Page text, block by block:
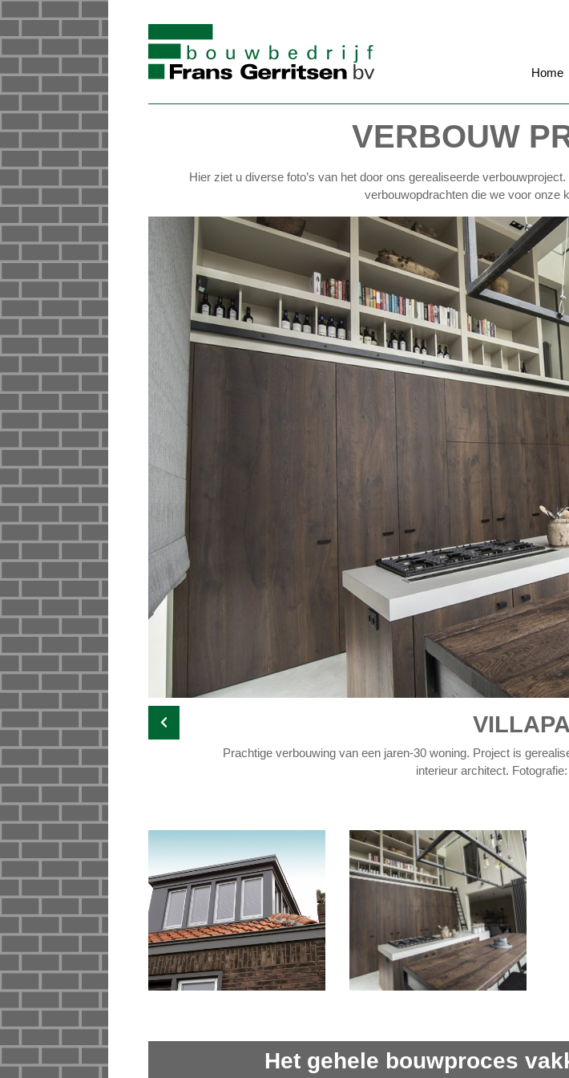
Home
VERBOUW
Hier ziet u diverse foto’s van het door ons gerealiseerde
verbouwopdrachten die we voor onze
Prachtige verbouwing van een jaren-30 woning. Project is
interieur architect.
Het gehele bouwproces